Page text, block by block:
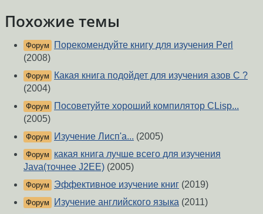
Похожие темы
Форум
Порекомендуйте книгу для изучения Perl
(2008)
Форум
Какая книга подойдет для изучения азов C ?
(2004)
Форум
Посоветуйте хороший компилятор CLisp...
(2005)
Форум Изучение Лисп'а... (2005)
Форум
какая книга лучше всего для изучения
Java(точнее J2EE) (2005)
Форум Эффективное изучение книг (2019)
Форум Изучение английского языка (2011)